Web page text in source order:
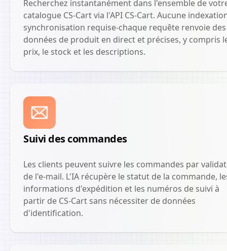
Recherchez instantanément dans l'ensemble de
catalogue CS-Cart via l'API CS-Cart. Aucune
synchronisation requise-chaque requête renvoie des
données de produit en direct et précises, y compris
prix, le stock et les descriptions.
Suivi des commandes
Les clients peuvent suivre les commandes par
de l'e-mail. L'IA récupère le statut de la commande,
informations d'expédition et les numéros de suivi à
partir de CS-Cart sans nécessiter de données
d'identification.